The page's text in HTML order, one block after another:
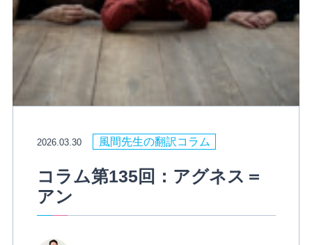
2026.03.30 風間先生の翻訳コラム
コラム第135回：アグネス＝
アン